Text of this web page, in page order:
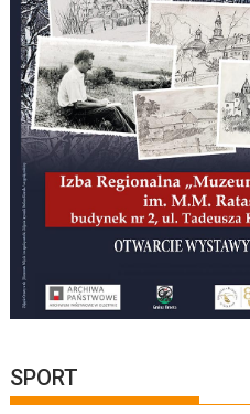
SPORT